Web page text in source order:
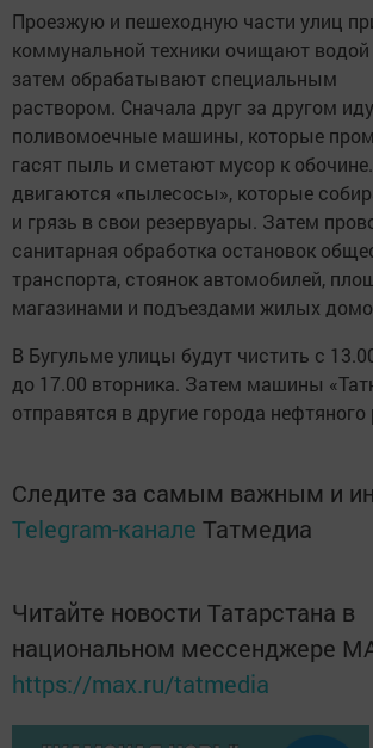
Проезжую и пешеходную части улиц
коммунальной техники очищают
затем обрабатывают специальным
раствором. Сначала друг за другом
поливомоечные машины, которые
гасят пыль и сметают мусор к
двигаются «пылесосы», которые
и грязь в свои резервуары. Затем
санитарная обработка остановок
транспорта, стоянок автомобилей,
магазинами и подъездами жилых
В Бугульме улицы будут чистить с
до 17.00 вторника. Затем машины
отправятся в другие города нефтяного
Следите за самым важным и
Telegram-канале Татмедиа
Читайте новости Татарстана в
национальном мессенджере
https://max.ru/tatmedia